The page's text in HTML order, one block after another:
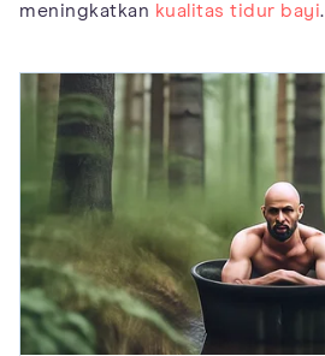
meningkatkan kualitas tidur bayi.